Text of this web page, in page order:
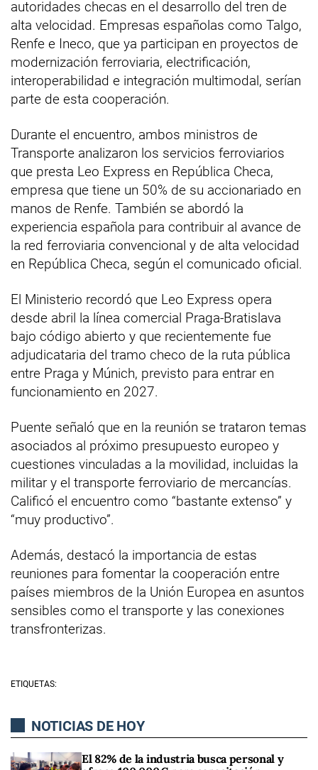
autoridades checas en el desarrollo del tren de
alta velocidad. Empresas españolas como Talgo,
Renfe e Ineco, que ya participan en proyectos de
modernización ferroviaria, electrificación,
interoperabilidad e integración multimodal, serían
parte de esta cooperación.
Durante el encuentro, ambos ministros de
Transporte analizaron los servicios ferroviarios
que presta Leo Express en República Checa,
empresa que tiene un 50% de su accionariado en
manos de Renfe. También se abordó la
experiencia española para contribuir al avance de
la red ferroviaria convencional y de alta velocidad
en República Checa, según el comunicado oficial.
El Ministerio recordó que Leo Express opera
desde abril la línea comercial Praga-Bratislava
bajo código abierto y que recientemente fue
adjudicataria del tramo checo de la ruta pública
entre Praga y Múnich, previsto para entrar en
funcionamiento en 2027.
Puente señaló que en la reunión se trataron temas
asociados al próximo presupuesto europeo y
cuestiones vinculadas a la movilidad, incluidas la
militar y el transporte ferroviario de mercancías.
Calificó el encuentro como “bastante extenso” y
“muy productivo”.
Además, destacó la importancia de estas
reuniones para fomentar la cooperación entre
países miembros de la Unión Europea en asuntos
sensibles como el transporte y las conexiones
transfronterizas.
ETIQUETAS:
NOTICIAS DE HOY
El 82% de la industria busca personal y